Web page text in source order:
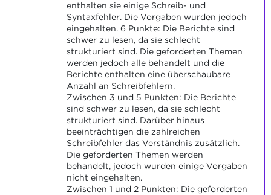
enthalten sie einige Schreib- und
Syntaxfehler. Die Vorgaben wurden jedoch
eingehalten. 6 Punkte: Die Berichte sind
schwer zu lesen, da sie schlecht
strukturiert sind. Die geforderten Themen
werden jedoch alle behandelt und die
Berichte enthalten eine überschaubare
Anzahl an Schreibfehlern.
Zwischen 3 und 5 Punkten: Die Berichte
sind schwer zu lesen, da sie schlecht
strukturiert sind. Darüber hinaus
beeinträchtigen die zahlreichen
Schreibfehler das Verständnis zusätzlich.
Die geforderten Themen werden
behandelt, jedoch wurden einige Vorgaben
nicht eingehalten.
Zwischen 1 und 2 Punkten: Die geforderten